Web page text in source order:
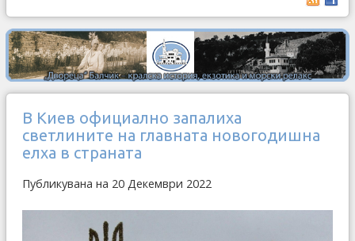
В Киев официално запалиха
светлините на главната новогодишна
елха в страната
Публикувана на 20 Декември 2022